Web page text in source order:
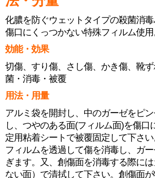
化膿を防ぐウェットタイプの殺菌消毒
傷口にくっつかない特殊フィルム使用
効能・効果
切傷、すり傷、さし傷、かき傷、靴
菌・消毒・被覆
用法・用量
アルミ袋を開封し、中のガーゼをピ
し、つやのある面(フィルム面)を傷口
定用粘着シートで被覆固定して下さ
フィルムを透過して傷を消毒し、ガ
ぎます。又、創傷面を消毒する際に
ない面）で清拭して下さい。創傷面